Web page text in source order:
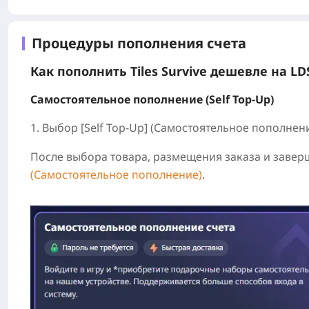
Процедуры пополнения счета
Как пополнить Tiles Survive дешевле на
Самостоятельное пополнение (Self Top-Up)
1. Выбор [Self Top-Up] (Самостоятельное
После выбора товара, размещения заказа и
(Самостоятельное пополнение).